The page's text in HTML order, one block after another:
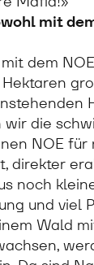
mit
dem
wir die
NOE für
direkter
noch
und viel
Wald